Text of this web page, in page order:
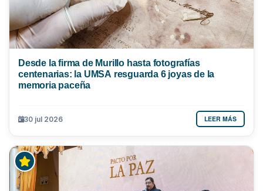
Desde la firma de Murillo hasta fotografías
centenarias: la UMSA resguarda 6 joyas de la
memoria paceña
30 jul 2026 LEER MÁS